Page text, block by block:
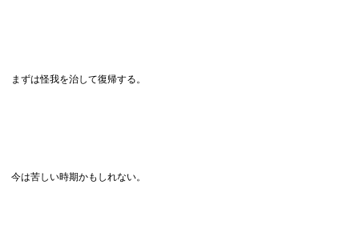
まずは怪我を治して復帰する。
今は苦しい時期かもしれない。